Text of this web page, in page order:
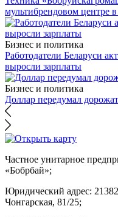
мультибрендовом центре
Бизнес и политика
Работодатели Беларуси
выросли зарплаты
Бизнес и политика
Доллар передумал
Частное унитарное
«Бобрбай»;
Юридический адрес:
Чонгарская, 81/25;